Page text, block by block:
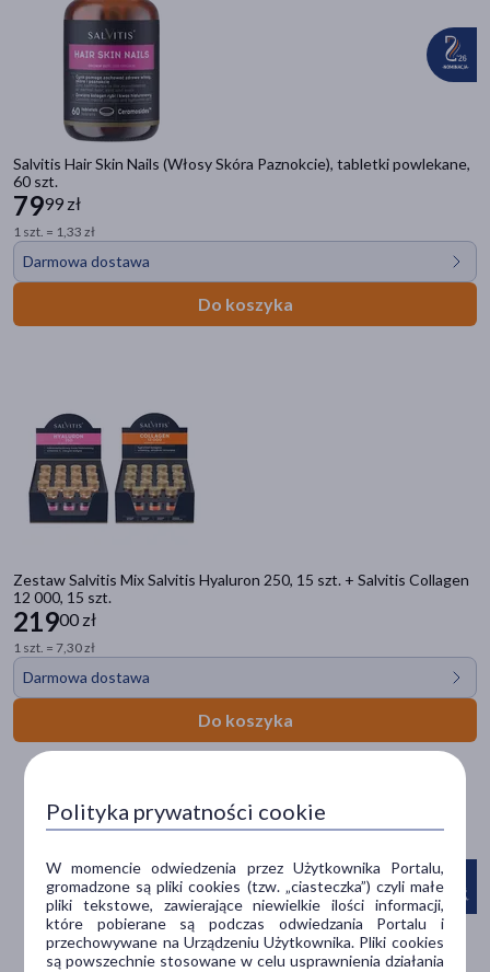
Salvitis Hair Skin Nails (Włosy Skóra Paznokcie), tabletki powlekane,
60 szt.
7999 zł
1 szt. = 1,33 zł
Darmowa dostawa
Do koszyka
Zestaw Salvitis Mix Salvitis Hyaluron 250, 15 szt. + Salvitis Collagen
12 000, 15 szt.
21900 zł
1 szt. = 7,30 zł
Darmowa dostawa
Do koszyka
Bestseller
Zestaw(12)
Dostawa
Odbiór w aptece
Cena
zł – zł
Marka
Salvitis(35)
Płeć
Mężczyzna
Wiek
Suplement diety(33)
Akcesoria
Sposób aplikacji
doustne(33)
Polityka prywatności cookie
W momencie odwiedzenia przez Użytkownika Portalu,
gromadzone są pliki cookies (tzw. „ciasteczka”) czyli małe
pliki tekstowe, zawierające niewielkie ilości informacji,
które pobierane są podczas odwiedzania Portalu i
przechowywane na Urządzeniu Użytkownika. Pliki cookies
są powszechnie stosowane w celu usprawnienia działania